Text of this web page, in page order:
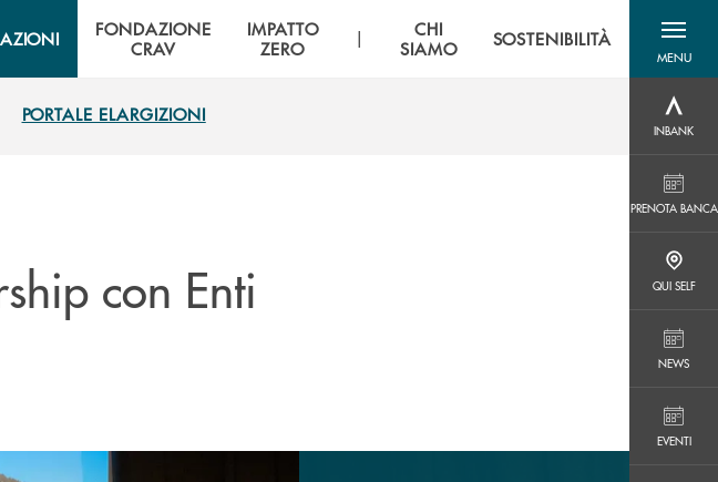
FONDAZIONE
CRAV
IMPATTO
ZERO
|
CHI
SIAMO
SOSTENIBILITÀ
MENU
menu
INBANK
PRENOTA BANCA
QUI SELF
NEWS
EVENTI
PORTALE ELARGIZIONI
con Enti